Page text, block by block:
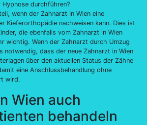
Hypnose durchführen?
wenn der Zahnarzt in Wien eine
Kieferorthopädie nachweisen kann. Dies ist
die ebenfalls vom Zahnarzt in Wien
wichtig. Wenn der Zahnarzt durch Umzug
notwendig, dass der neue Zahnarzt in Wien
über den aktuellen Status der Zähne
eine Anschlussbehandlung ohne
wird.
Wien auch
behandeln